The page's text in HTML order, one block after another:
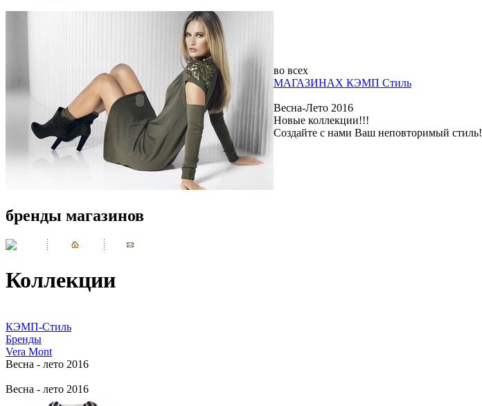
во всех
МАГАЗИНАХ КЭМП Стиль
Весна-Лето 2016
Новые коллекции!!!
Создайте с нами Ваш неповторимый стиль!
бренды магазинов
Коллекции
КЭМП-Стиль
Бренды
Vera Mont
Весна - лето 2016
Весна - лето 2016